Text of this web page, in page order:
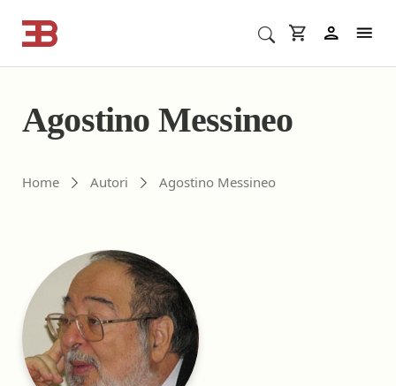
Cerca corsi ECM o altro
Agostino Messineo
Home Autori Agostino Messineo